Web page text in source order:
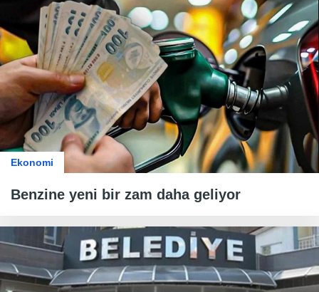
Ekonomi
Benzine yeni bir zam daha geliyor